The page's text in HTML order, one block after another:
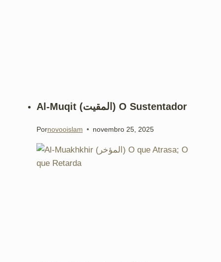
Al-Muqit (المقيت) O Sustentador
Pornovooislam novembro 25, 2025